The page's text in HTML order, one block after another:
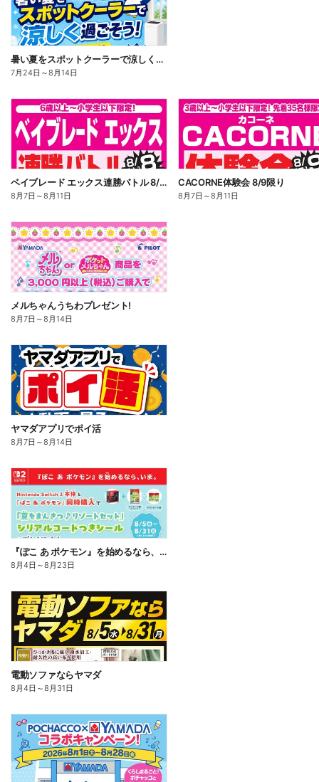
暑い夏をスポットクーラーで涼しく過ごそう!
7月24日 ～8月14日
ベイブレード エックス連勝バトル 8/8限り
8月7日 ～8月11日
CACORNE体験会 8/9限り
8月7日 ～8月11日
メルちゃんうちわプレゼント!
8月7日 ～8月14日
ヤマダアプリでポイ活
8月7日 ～8月14日
『ぽこ あ ポケモン』を始めるなら、いま。
8月4日 ～8月23日
電動ソファならヤマダ
8月4日 ～8月31日